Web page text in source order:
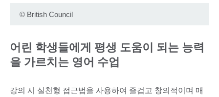
© British Council
어린 학생들에게 평생 도움이 되는 능력
을 가르치는 영어 수업
강의 시 실천형 접근법을 사용하여 즐겁고 창의적이며 매